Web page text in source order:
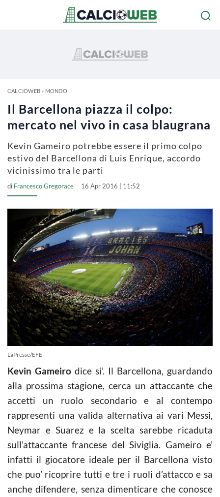
CALCIOWEB» MONDO
Il Barcellona piazza il colpo:
mercato nel vivo in casa blaugrana
Kevin Gameiro potrebbe essere il primo colpo
estivo del Barcellona di Luis Enrique, accordo
vicinissimo tra le parti
di Francesco Gregorace 16 Apr 2016 | 11:52
LaPresse/EFE
Kevin Gameiro dice si’. Il Barcellona, guardando
alla prossima stagione, cerca un attaccante che
accetti un ruolo secondario e al contempo
rappresenti una valida alternativa ai vari Messi,
Neymar e Suarez e la scelta sarebbe ricaduta
sull’attaccante francese del Siviglia. Gameiro e’
infatti il giocatore ideale per il Barcellona visto
che puo’ ricoprire tutti e tre i ruoli d’attacco e sa
anche difendere, senza dimenticare che conosce